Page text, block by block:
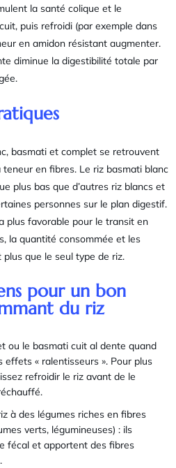
la santé colique et le
puis refroidi (par exemple dans
en amidon résistant augmenter.
diminue la digestibilité totale par
basmati et complet se retrouvent
teneur en fibres. Le riz basmati blanc
plus bas que d’autres riz blancs et
personnes sur le plan digestif.
plus favorable pour le transit en
la quantité consommée et les
que le seul type de riz.
pour un bon
du riz
ou le basmati cuit al dente quand
effets « ralentisseurs ». Pour plus
refroidir le riz avant de le
à des légumes riches en fibres
verts, légumineuses) : ils
fécal et apportent des fibres